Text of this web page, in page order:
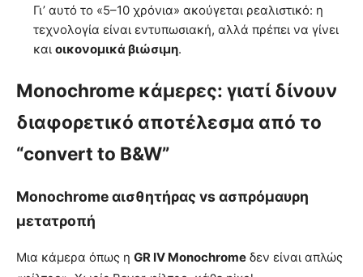
Γι’ αυτό το «5–10 χρόνια» ακούγεται ρεαλιστικό: η
τεχνολογία είναι εντυπωσιακή, αλλά πρέπει να γίνει
και οικονομικά βιώσιμη.
Monochrome κάμερες: γιατί δίνουν
διαφορετικό αποτέλεσμα από το
“convert to B&W”
Monochrome αισθητήρας vs ασπρόμαυρη
μετατροπή
Μια κάμερα όπως η GR IV Monochrome δεν είναι απλώς